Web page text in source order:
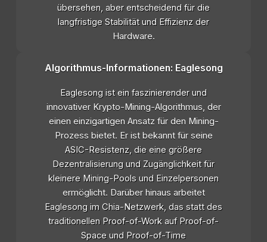
übersehen, aber entscheidend für die
langfristige Stabilität und Effizienz der
Hardware.
Algorithmus-Informationen: Eaglesong
Eaglesong ist ein faszinierender und
innovativer Krypto-Mining-Algorithmus, der
einen einzigartigen Ansatz für den Mining-
Prozess bietet. Er ist bekannt für seine
ASIC-Resistenz, die eine größere
Dezentralisierung und Zugänglichkeit für
kleinere Mining-Pools und Einzelpersonen
ermöglicht. Darüber hinaus arbeitet
Eaglesong im Chia-Netzwerk, das statt des
traditionellen Proof-of-Work auf Proof-of-
Space und Proof-of-Time